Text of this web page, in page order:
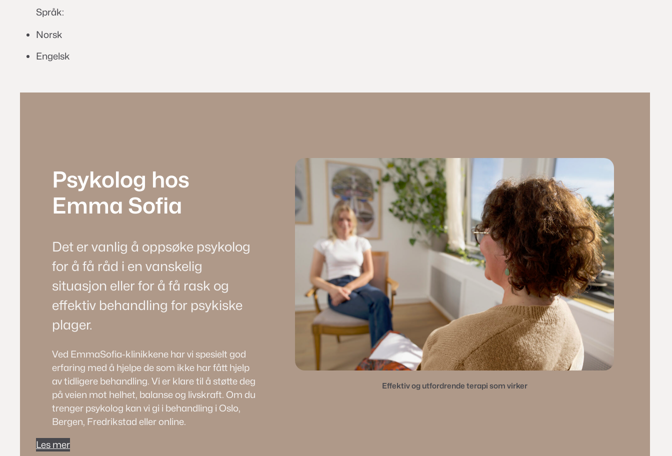
Språk:
Norsk
Engelsk
Psykolog hos
Emma Sofia
Det er vanlig å oppsøke psykolog
for å få råd i en vanskelig
situasjon eller for å få rask og
effektiv behandling for psykiske
plager.
Ved EmmaSofia-klinikkene har vi spesielt god
erfaring med å hjelpe de som ikke har fått hjelp
av tidligere behandling. Vi er klare til å støtte deg
på veien mot helhet, balanse og livskraft. Om du
trenger psykolog kan vi gi i behandling i Oslo,
Bergen, Fredrikstad eller online.
Les mer
Effektiv og utfordrende terapi som virker